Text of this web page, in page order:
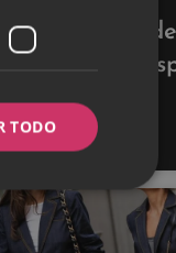
estas
con
ampliar tus
TODO